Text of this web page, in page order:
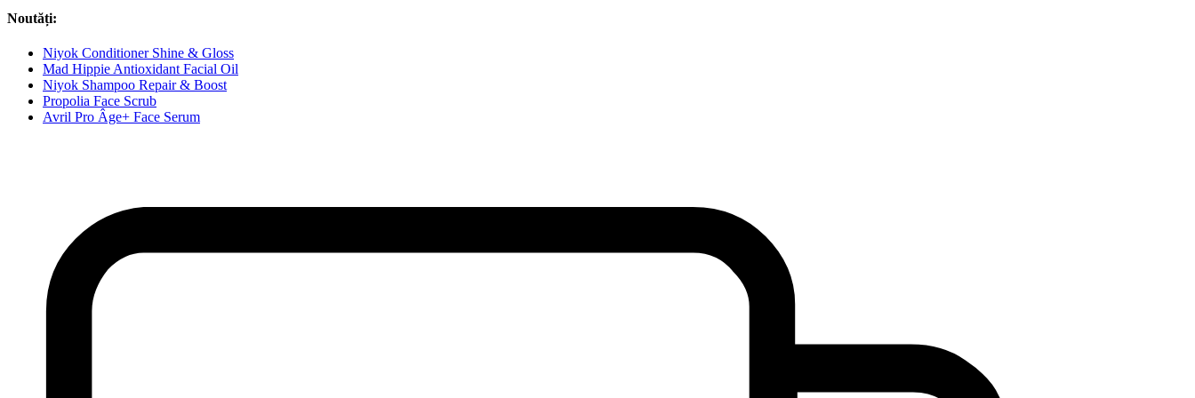
Noutăți:
Niyok Conditioner Shine & Gloss
Mad Hippie Antioxidant Facial Oil
Niyok Shampoo Repair & Boost
Propolia Face Scrub
Avril Pro Âge+ Face Serum